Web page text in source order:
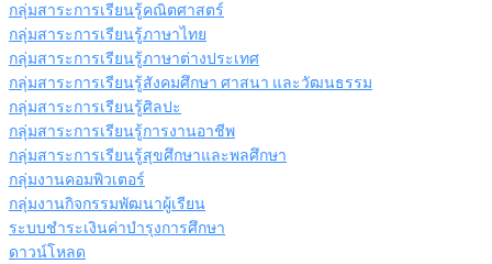
กลุ่มสาระการเรียนรู้คณิตศาสตร์
กลุ่มสาระการเรียนรู้ภาษาไทย
กลุ่มสาระการเรียนรู้ภาษาต่างประเทศ
กลุ่มสาระการเรียนรู้สังคมศึกษา ศาสนา และวัฒนธรรม
กลุ่มสาระการเรียนรู้ศิลปะ
กลุ่มสาระการเรียนรู้การงานอาชีพ
กลุ่มสาระการเรียนรู้สุขศึกษาและพลศึกษา
กลุ่มงานคอมพิวเตอร์
กลุ่มงานกิจกรรมพัฒนาผู้เรียน
ระบบชำระเงินค่าบำรุงการศึกษา
ดาวน์โหลด